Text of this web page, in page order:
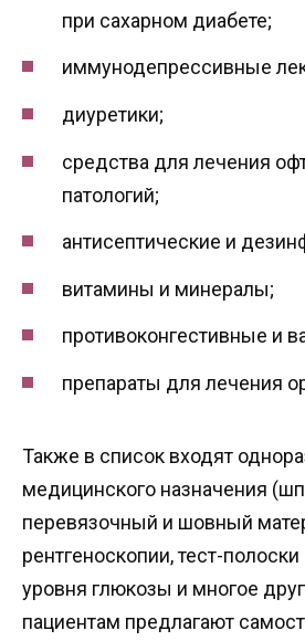
при сахарном диабете;
иммунодепрессивные
диуретики;
средства для лечения
патологий;
антисептические и
витамины и минералы;
противоконгестивные и
препараты для лечения
Также в список входят
медицинского назначения
перевязочный и шовный
рентгеноскопии, тест-
уровня глюкозы и многое
пациентам предлагают